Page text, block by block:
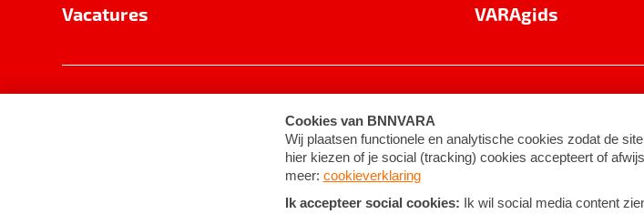
Vacatures VARAgids
Cookie-instellingen Algemene voorwaarden ©2026BNNVARA